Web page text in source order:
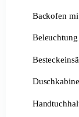
Backofen
Duschkabine